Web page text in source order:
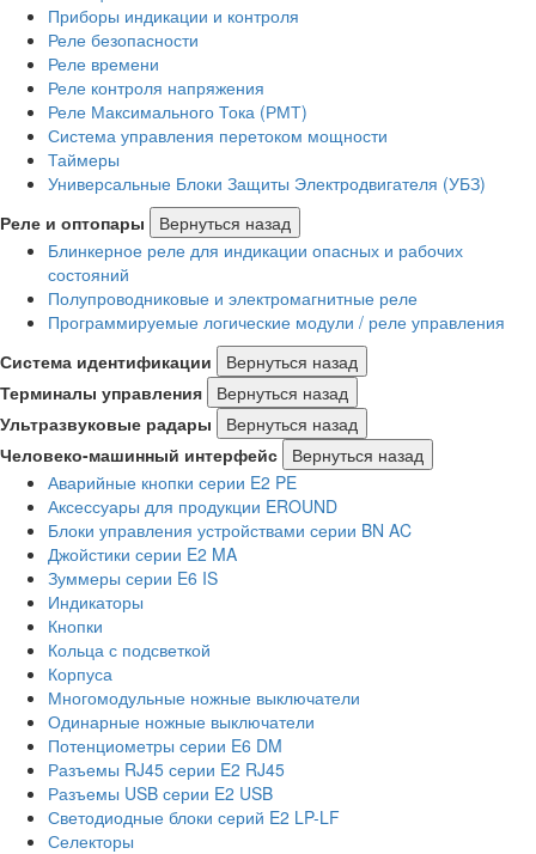
Приборы индикации и контроля
Реле безопасности
Реле времени
Реле контроля напряжения
Реле Максимального Тока (РМТ)
Система управления перетоком мощности
Таймеры
Универсальные Блоки Защиты Электродвигателя (УБЗ)
Реле и оптопары
Вернуться назад
Блинкерное реле для индикации опасных и рабочих
состояний
Полупроводниковые и электромагнитные реле
Программируемые логические модули / реле управления
Система идентификации
Вернуться назад
Терминалы управления
Вернуться назад
Ультразвуковые радары
Вернуться назад
Человеко-машинный интерфейс
Вернуться назад
Аварийные кнопки серии E2 PE
Аксессуары для продукции EROUND
Блоки управления устройствами серии BN AC
Джойстики серии E2 MA
Зуммеры серии E6 IS
Индикаторы
Кнопки
Кольца с подсветкой
Корпуса
Многомодульные ножные выключатели
Одинарные ножные выключатели
Потенциометры серии E6 DM
Разъемы RJ45 серии E2 RJ45
Разъемы USB серии E2 USB
Светодиодные блоки серий E2 LP-LF
Селекторы